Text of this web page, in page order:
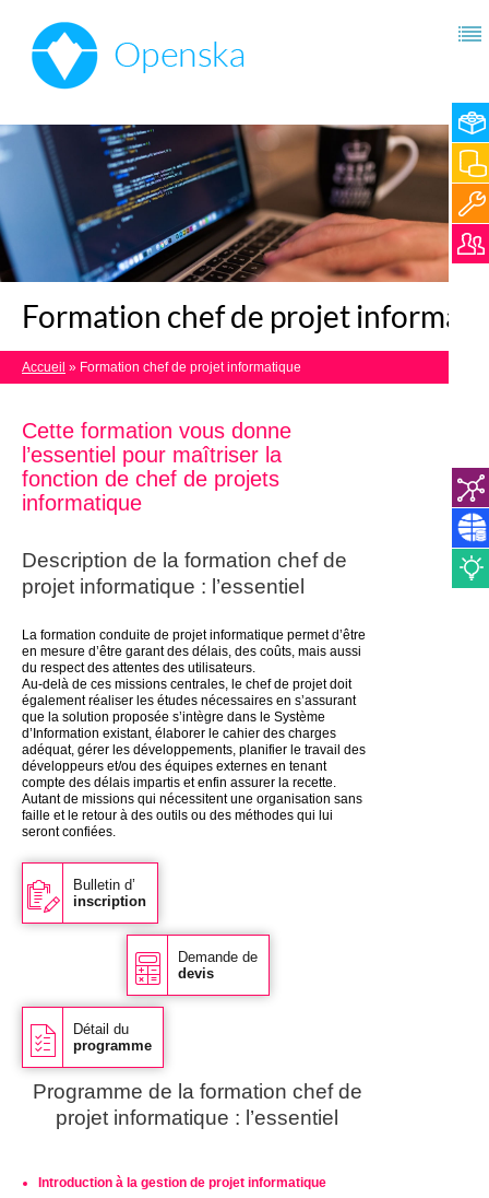
Formation chef de projet
Accueil » Formation chef de projet informatique
Cette formation vous donne
l’essentiel pour maîtriser la
fonction de chef de projets
informatique
Description de la formation chef de
projet informatique : l’essentiel
La formation conduite de projet informatique permet d’être
en mesure d’être garant des délais, des coûts, mais aussi
du respect des attentes des utilisateurs.
Au-delà de ces missions centrales, le chef de projet doit
également réaliser les études nécessaires en s’assurant
que la solution proposée s’intègre dans le Système
d’Information existant, élaborer le cahier des charges
adéquat, gérer les développements, planifier le travail des
développeurs et/ou des équipes externes en tenant
compte des délais impartis et enfin assurer la recette.
Autant de missions qui nécessitent une organisation sans
faille et le retour à des outils ou des méthodes qui lui
seront confiées.
Bulletin d’
inscription
Demande de
devis
Détail du
programme
Programme de la formation chef de
projet informatique : l’essentiel
Introduction à la gestion de projet informatique